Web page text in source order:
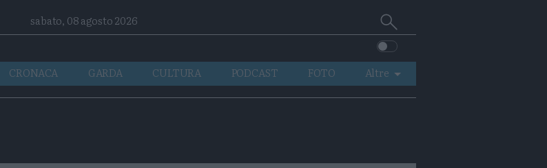
Telegram
RSSsabato, 08 agosto 2026 Cerca
su
Trentino
CRONACA GARDA CULTURA PODCAST FOTO
Altre
VIDEO